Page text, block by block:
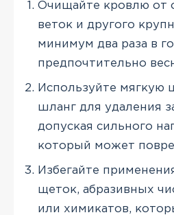
Очищайте кровлю от
веток и другого
минимум два раза в
предпочтительно
Используйте мягкую
шланг для удаления
допуская сильного
который может
Избегайте
щеток, абразивных
или химикатов,